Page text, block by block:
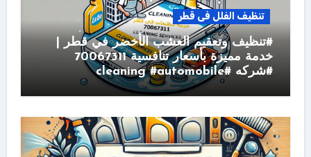
تنظيف الفلل فى قطر
#تنظيف وتعقيم العشب الأخضر في قطر |
خدمة مميزة بأسعار تنافسية 70067311
#شركه #cleaning #automobile